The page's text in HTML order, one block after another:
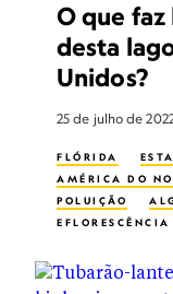
O que faz
desta
Unidos?
25 de julho de
FLÓRIDA
AMÉRICA DO
POLUIÇÃO